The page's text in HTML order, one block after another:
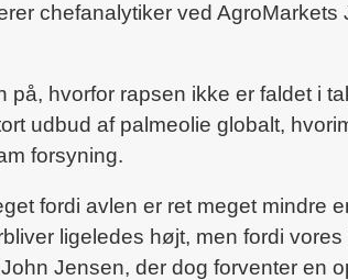
chefanalytiker ved AgroMarkets
på, hvorfor rapsen ikke er faldet i
udbud af palmeolie globalt,
forsyning.
fordi avlen er ret meget mindre
ligeledes højt, men fordi
Jensen, der dog forventer en